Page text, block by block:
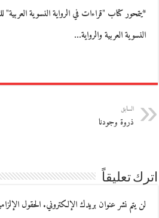
*يتمحور كتاب "قراءات في الرواية النسوية
النسوية العربية والرواية…
السابق
ذروة وجودنا
اترك تعليقاً
لن يتم نشر عنوان بريدك الإلكتروني.الحقول